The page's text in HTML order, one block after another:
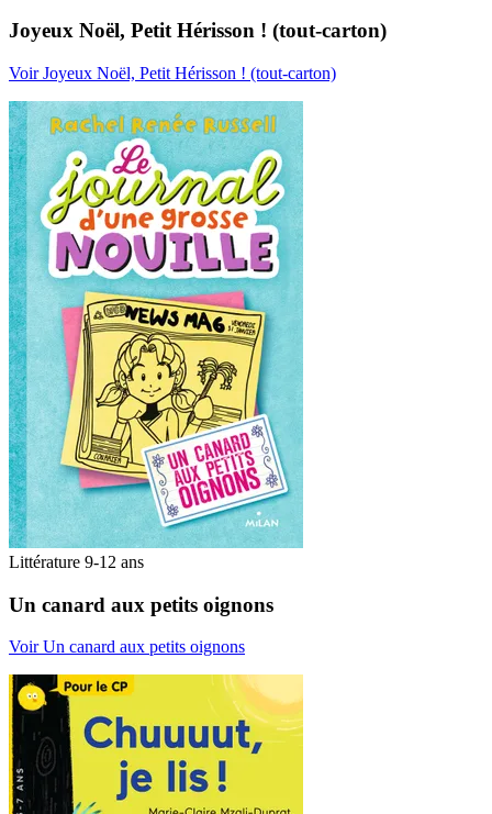
Joyeux Noël, Petit Hérisson ! (tout-carton)
Voir Joyeux Noël, Petit Hérisson ! (tout-carton)
Littérature 9-12 ans
Un canard aux petits oignons
Voir Un canard aux petits oignons